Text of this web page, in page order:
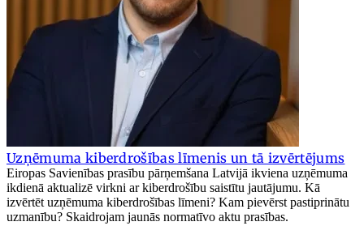
Uzņēmuma kiberdrošības līmenis un tā izvērtējums
Eiropas Savienības prasību pārņemšana Latvijā ikviena uzņēmuma
ikdienā aktualizē virkni ar kiberdrošību saistītu jautājumu. Kā
izvērtēt uzņēmuma kiberdrošības līmeni? Kam pievērst pastiprinātu
uzmanību? Skaidrojam jaunās normatīvo aktu prasības.